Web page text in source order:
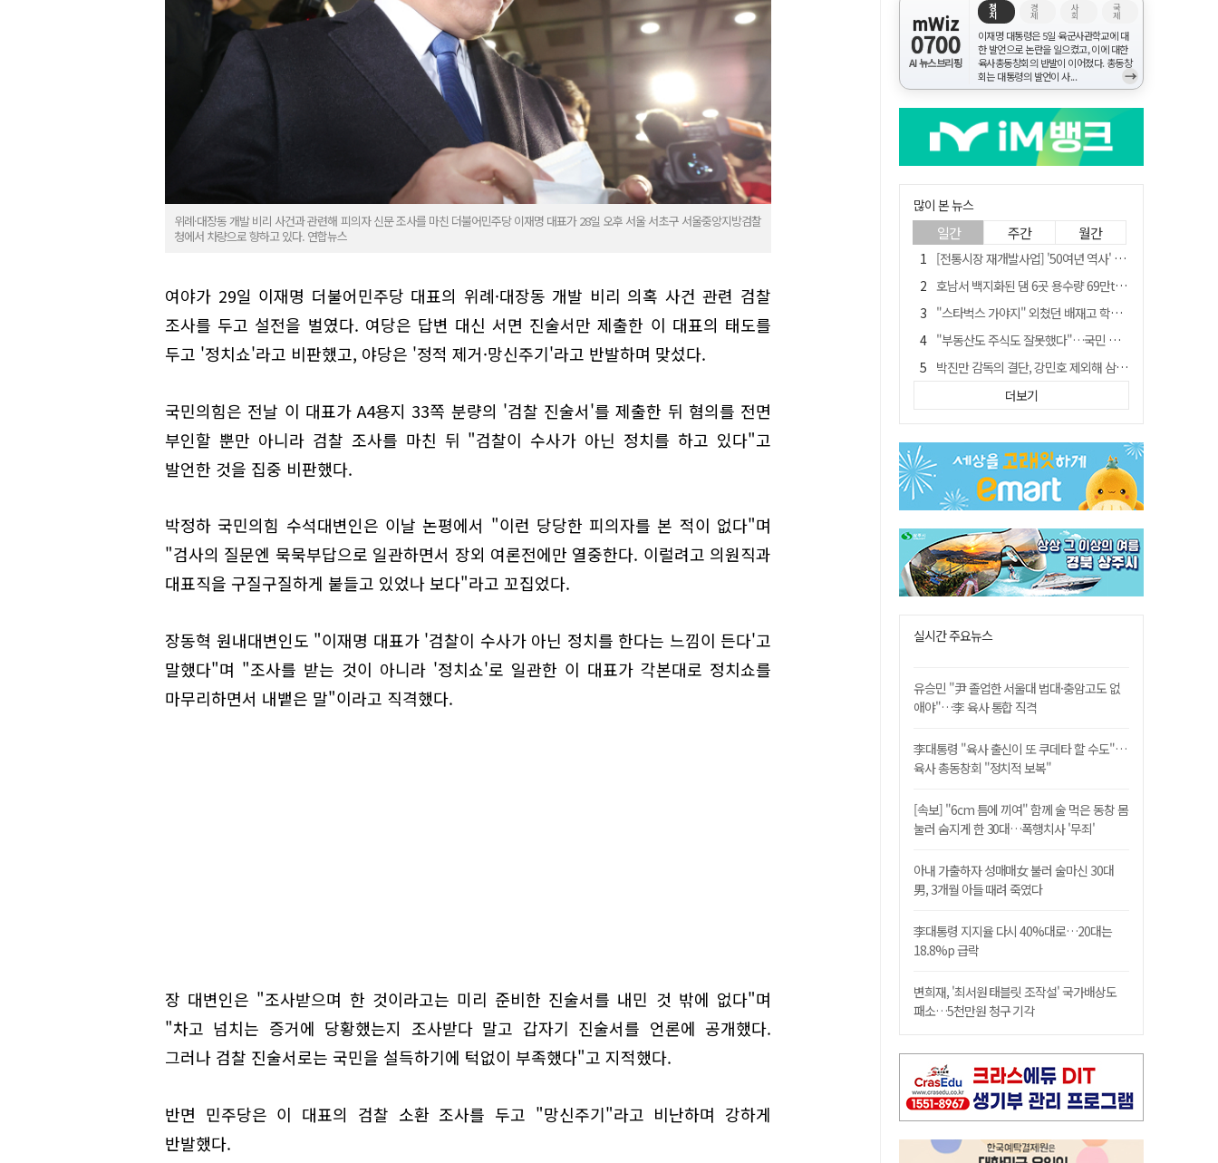
위례·대장동 개발 비리 사건과 관련해 피의자 신문 조사를 마친 더불어민주당 이재명 대표가 28일 오후 서울 서초구 서울중앙지방검찰
청에서 차량으로 향하고 있다. 연합뉴스
여야가 29일 이재명 더불어민주당 대표의 위례·대장동 개발 비리 의혹 사건 관련 검찰
조사를 두고 설전을 벌였다. 여당은 답변 대신 서면 진술서만 제출한 이 대표의 태도를
두고 '정치쇼'라고 비판했고, 야당은 '정적 제거·망신주기'라고 반발하며 맞섰다.
국민의힘은 전날 이 대표가 A4용지 33쪽 분량의 '검찰 진술서'를 제출한 뒤 혐의를 전면
부인할 뿐만 아니라 검찰 조사를 마친 뒤 "검찰이 수사가 아닌 정치를 하고 있다"고
발언한 것을 집중 비판했다.
박정하 국민의힘 수석대변인은 이날 논평에서 "이런 당당한 피의자를 본 적이 없다"며
"검사의 질문엔 묵묵부답으로 일관하면서 장외 여론전에만 열중한다. 이럴려고 의원직과
대표직을 구질구질하게 붙들고 있었나 보다"라고 꼬집었다.
장동혁 원내대변인도 "이재명 대표가 '검찰이 수사가 아닌 정치를 한다는 느낌이 든다'고
말했다"며 "조사를 받는 것이 아니라 '정치쇼'로 일관한 이 대표가 각본대로 정치쇼를
마무리하면서 내뱉은 말"이라고 직격했다.
장 대변인은 "조사받으며 한 것이라고는 미리 준비한 진술서를 내민 것 밖에 없다"며
"차고 넘치는 증거에 당황했는지 조사받다 말고 갑자기 진술서를 언론에 공개했다.
그러나 검찰 진술서로는 국민을 설득하기에 턱없이 부족했다"고 지적했다.
반면 민주당은 이 대표의 검찰 소환 조사를 두고 "망신주기"라고 비난하며 강하게
반발했다.
mWiz
0700
AI 뉴스브리핑
정
치
경
제
사
회
국
제
이재명 대통령은 5일 육군사관학교에 대
한 발언으로 논란을 일으켰고, 이에 대한
육사총동창회의 반발이 이어졌다. 총동창
회는 대통령의 발언이 사...
→
많이 본 뉴스
일간 주간 월간
[전통시장 재개발사업] '50여년 역사' 수성시장 자리에 25층 주상복합 들어선다
호남서 백지화된 댐 6곳 용수량 69만t… 반도체 클러스터 필요량 넘는다
"스타벅스 가야지" 외쳤던 배재고 학생 2명, 결국 중징계
"부동산도 주식도 잘못했다"…국민 절반 이상, 정부 경제정책 '부정'
박진만 감독의 결단, 강민호 제외해 삼성 라이온즈에 긴장감 불어 넣어
국민 10명 중 6명 "검찰 보완수사권 필요"…민주당 지지층도 53.8%
[전통시장 재개발사업] 신천시장 재개발, 준공 후에도 소송전
[저출산·고령화 그늘] 구미시 "40만명 사수" 고령군 "3만명대 회복"
안동-사가에, "50년 우정 넘어 미래 50년 함께 연다"
더보기
실시간 주요뉴스
유승민 "尹 졸업한 서울대 법대·충암고도 없
애야"…李 육사 통합 직격
李대통령 "육사 출신이 또 쿠데타 할 수도"…
육사 총동창회 "정치적 보복"
[속보] "6cm 틈에 끼여" 함께 술 먹은 동창 몸
눌러 숨지게 한 30대…폭행치사 '무죄'
아내 가출하자 성매매女 불러 술마신 30대
男, 3개월 아들 때려 죽였다
李대통령 지지율 다시 40%대로…20대는
18.8%p 급락
변희재, '최서원 태블릿 조작설' 국가배상도
패소…5천만원 청구 기각